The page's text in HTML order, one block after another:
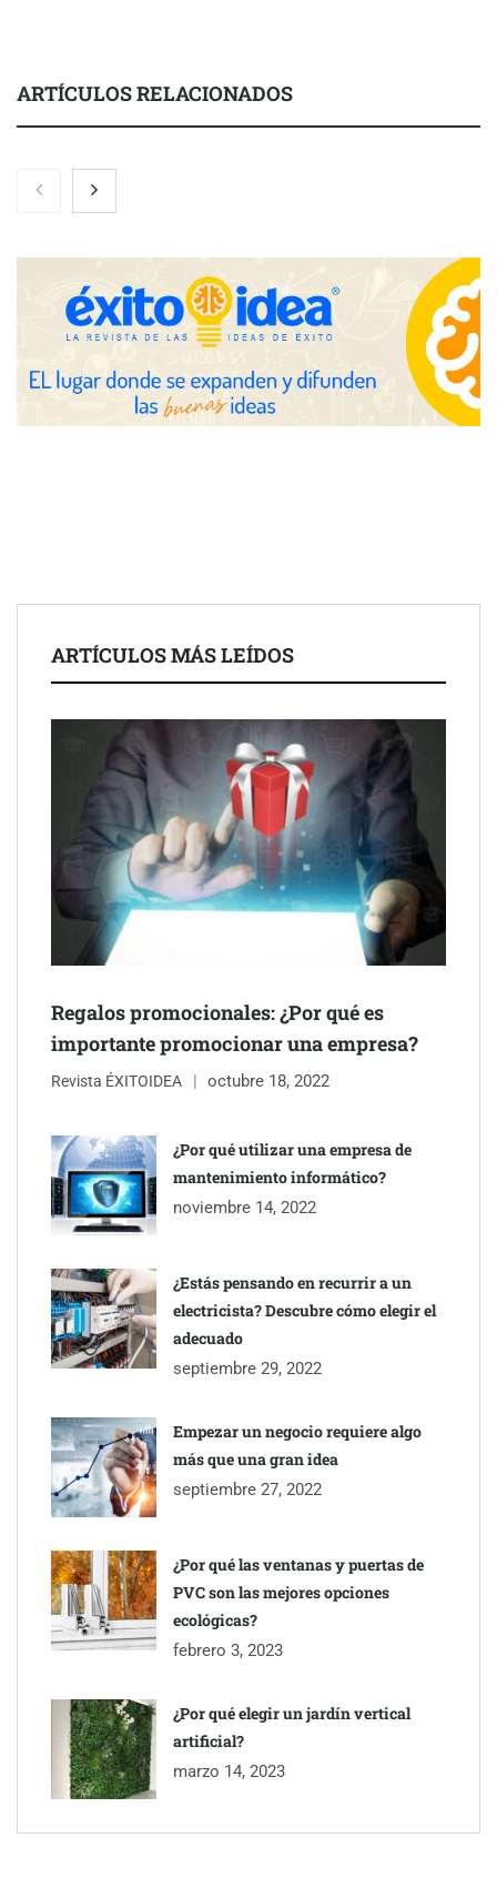
ARTÍCULOS RELACIONADOS
La luz roja, el nuevo aftersun, actúa en la recuperación de la piel
Eulalia Roig lanza ‘The Journal’, una revista digital mensual de
entrevistas y fotografía editorial
inmobiliarios: hasta 82% de ahorro por cobro
Gestoría Online reduce a unas horas el alta de autónomo
ARTÍCULOS MÁS LEÍDOS
Regalos promocionales: ¿Por qué es
importante promocionar una empresa?
Revista ÉXITOIDEA octubre 18, 2022
¿Por qué utilizar una empresa de
mantenimiento informático?
noviembre 14, 2022
¿Estás pensando en recurrir a un
electricista? Descubre cómo elegir el
adecuado
septiembre 29, 2022
Empezar un negocio requiere algo
más que una gran idea
septiembre 27, 2022
¿Por qué las ventanas y puertas de
PVC son las mejores opciones
ecológicas?
febrero 3, 2023
¿Por qué elegir un jardín vertical
artificial?
marzo 14, 2023